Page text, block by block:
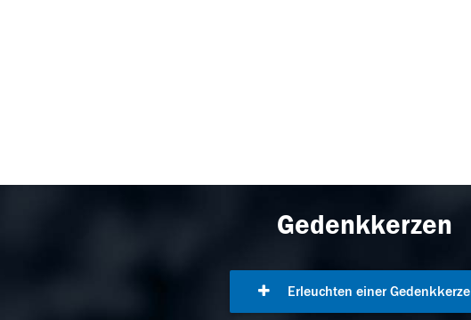
Gedenkkerzen
Erleuchten einer Gedenkkerze